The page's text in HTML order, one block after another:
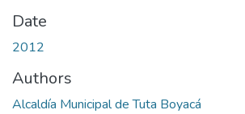
Date
2012
Authors
Alcaldía Municipal de Tuta Boyacá